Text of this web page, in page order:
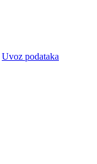
Uvoz podataka